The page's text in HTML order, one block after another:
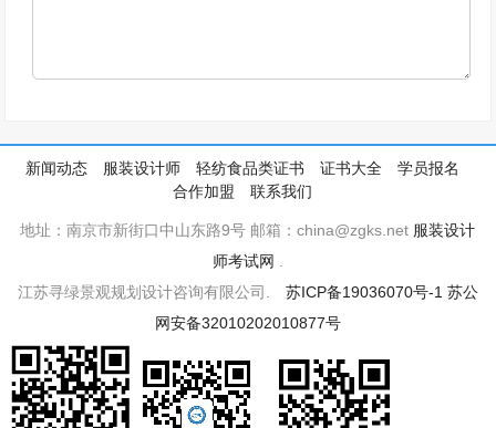
新闻动态 服装设计师 轻纺食品类证书 证书大全
学员报名
合作加盟
联系我们
地址：南京市新街口中山东路9号 邮箱：china@zgks.net 服装设计
师考试网
江苏寻绿景观规划设计咨询有限公司. 苏ICP备19036070号-1 苏公
网安备32010202010877号